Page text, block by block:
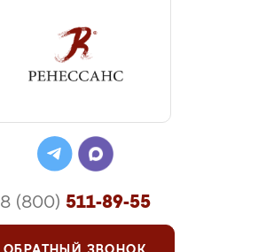
8 (800) 511-89-55